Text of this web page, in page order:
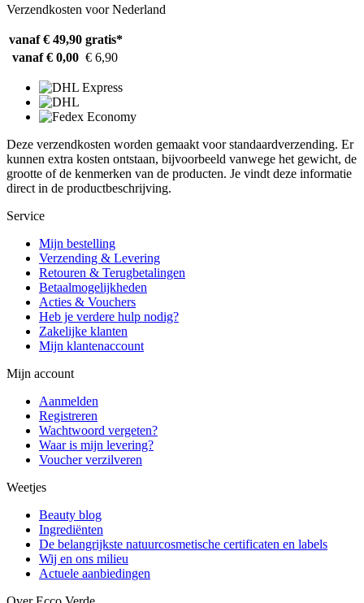
Verzendkosten voor Nederland
vanaf € 49,90 gratis*
vanaf € 0,00 € 6,90
Deze verzendkosten worden gemaakt voor standaardverzending. Er
kunnen extra kosten ontstaan, bijvoorbeeld vanwege het gewicht, de
grootte of de kenmerken van de producten. Je vindt deze informatie
direct in de productbeschrijving.
Service
Mijn bestelling
Verzending & Levering
Retouren & Terugbetalingen
Betaalmogelijkheden
Acties & Vouchers
Heb je verdere hulp nodig?
Zakelijke klanten
Mijn klantenaccount
Mijn account
Aanmelden
Registreren
Wachtwoord vergeten?
Waar is mijn levering?
Voucher verzilveren
Weetjes
Beauty blog
Ingrediënten
De belangrijkste natuurcosmetische certificaten en labels
Wij en ons milieu
Actuele aanbiedingen